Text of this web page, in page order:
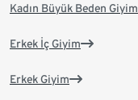
Kadın Büyük Beden Giyim
Erkek İç Giyim
Erkek Giyim